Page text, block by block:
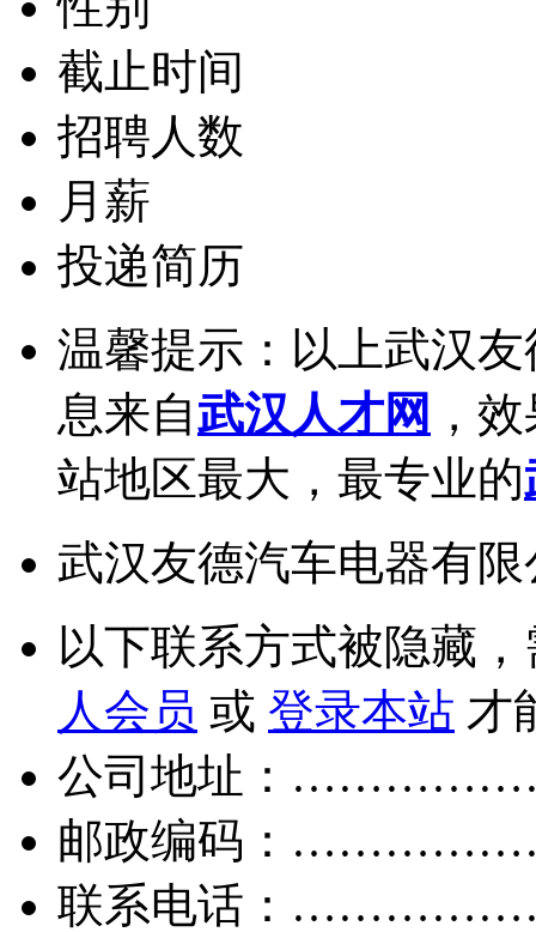
截止时间
招聘人数
月薪
投递简历
温馨提示：以上武汉
息来自武汉人才网 ，
站地区最大，最专业的
武汉友德汽车电器有
以下联系方式被隐藏
人会员 或 登录本站 才
公司地址：
邮政编码：
联系电话：